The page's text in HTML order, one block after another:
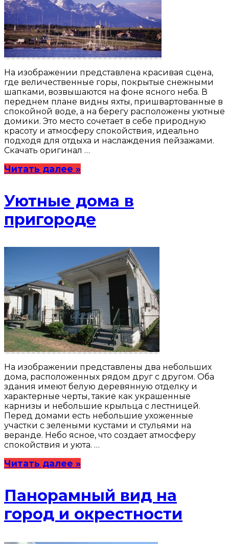
На изображении представлена красивая сцена,
где величественные горы, покрытые снежными
шапками, возвышаются на фоне ясного неба. В
переднем плане видны яхты, пришвартованные в
спокойной воде, а на берегу расположены уютные
домики. Это место сочетает в себе природную
красоту и атмосферу спокойствия, идеально
подходя для отдыха и наслаждения пейзажами.
Скачать оригинал …
Читать далее »
Уютные дома в
пригороде
На изображении представлены два небольших
дома, расположенных рядом друг с другом. Оба
здания имеют белую деревянную отделку и
характерные черты, такие как украшенные
карнизы и небольшие крыльца с лестницей.
Перед домами есть небольшие ухоженные
участки с зелеными кустами и стульями на
веранде. Небо ясное, что создает атмосферу
спокойствия и уюта. …
Читать далее »
Панорамный вид на
город и окрестности